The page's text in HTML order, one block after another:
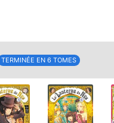
TERMINÉE EN 6 TOMES